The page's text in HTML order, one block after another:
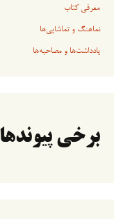
معرفی کتاب
نماهنگ و تماشایی‌ها
یادداشت‌ها و مصاحبه‌ها
برخی